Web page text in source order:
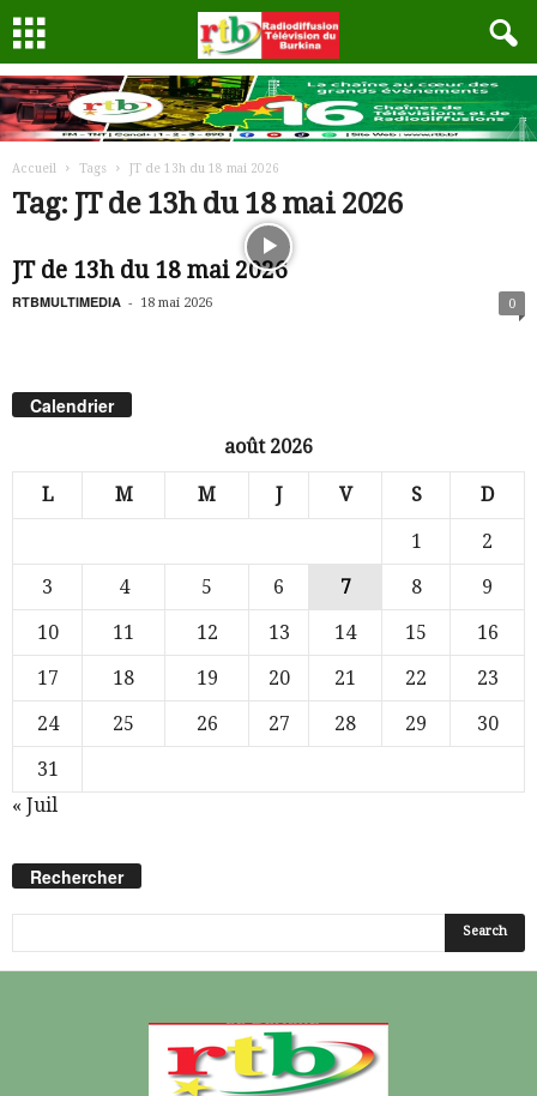
Accueil Tags JT de 13h du 18 mai 2026
Tag: JT de 13h du 18 mai 2026
JT de 13h du 18 mai 2026
RTBMULTIMEDIA - 18 mai 2026 0
Calendrier
août 2026
L M M J V S D
1
2
3
4 5 6 7 8
9
10
11 12 13 14 15
16
17
18 19 20 21 22
23
24
25 26 27 28 29
30
31
« Juil
Rechercher